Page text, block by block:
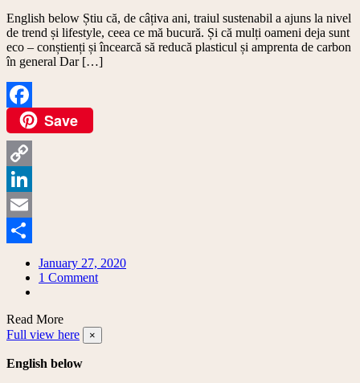
English below Știu că, de câțiva ani, traiul sustenabil a ajuns la nivel
de trend și lifestyle, ceea ce mă bucură. Și că mulți oameni deja sunt
eco – conștienți și încearcă să reducă plasticul și amprenta de carbon
în general Dar […]
FacebookSave
Copy
Link
LinkedIn
Email
January 27, 2020
1 Commenton
Read More
Full view here
×
English below